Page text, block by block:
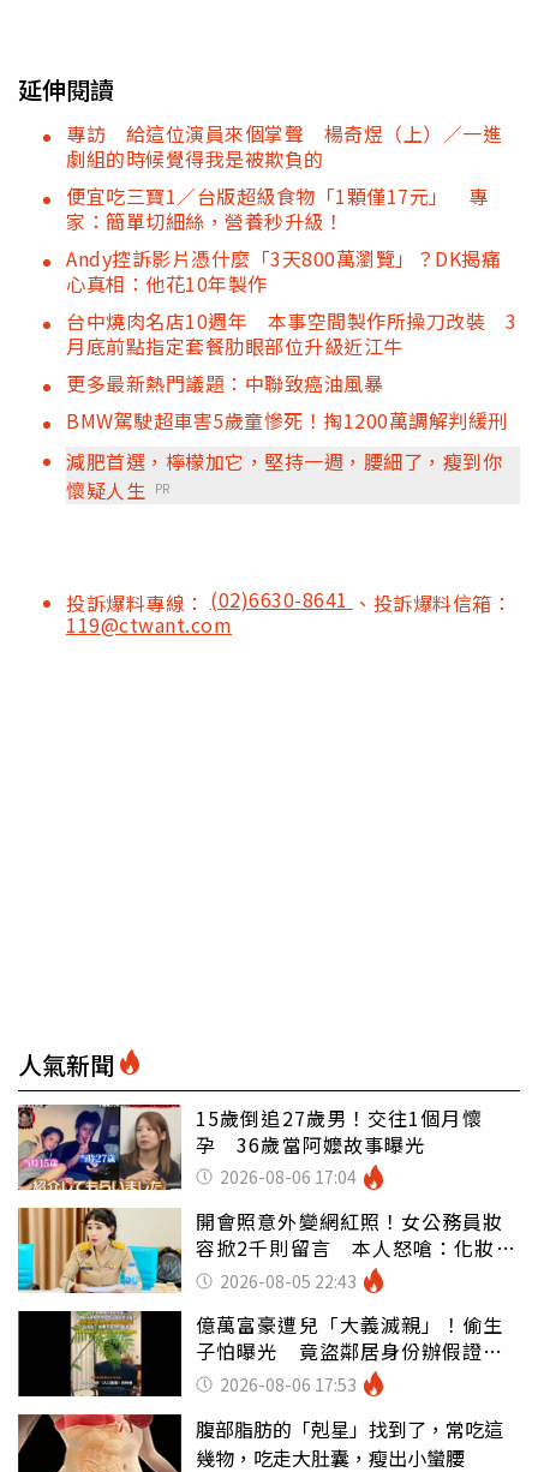
延伸閱讀
專訪 給這位演員來個掌聲 楊奇煜（上）／一進
劇組的時候覺得我是被欺負的
便宜吃三寶1／台版超級食物「1顆僅17元」 專
家：簡單切細絲，營養秒升級！
Andy控訴影片憑什麼「3天800萬瀏覽」？DK揭痛
心真相：他花10年製作
台中燒肉名店10週年 本事空間製作所操刀改裝 3
月底前點指定套餐肋眼部位升級近江牛
更多最新熱門議題：中聯致癌油風暴
BMW駕駛超車害5歲童慘死！掏1200萬調解判緩刑
減肥首選，檸檬加它，堅持一週，腰細了，瘦到你
懷疑人生
PR
投訴爆料專線： (02)6630-8641 、投訴爆料信箱：
119@ctwant.com
人氣新聞
15歲倒追27歲男！交往1個月懷
孕 36歲當阿嬤故事曝光
2026-08-06 17:04
開會照意外變網紅照！女公務員妝
容掀2千則留言 本人怒嗆：化妝有
錯嗎2026-08-05 22:43
億萬富豪遭兒「大義滅親」！偷生
子怕曝光 竟盜鄰居身份辦假證落
戶 2026-08-06 17:53
腹部脂肪的「剋星」找到了，常吃這
幾物，吃走大肚囊，瘦出小蠻腰